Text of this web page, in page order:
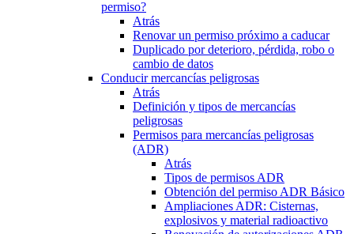
permiso?
Atrás
Renovar un permiso próximo a caducar
Duplicado por deterioro, pérdida, robo o
cambio de datos
Conducir mercancías peligrosas
Atrás
Definición y tipos de mercancías
peligrosas
Permisos para mercancías peligrosas
(ADR)
Atrás
Tipos de permisos ADR
Obtención del permiso ADR Básico
Ampliaciones ADR: Cisternas,
explosivos y material radioactivo